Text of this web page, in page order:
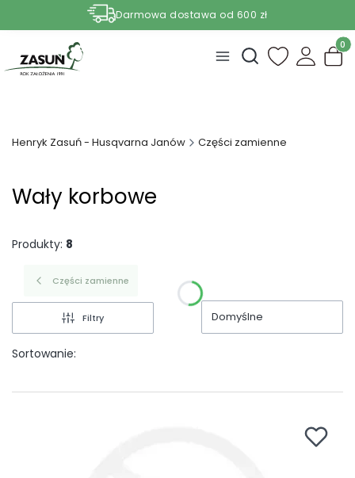
Darmowa dostawa od 600 zł
zobacz
Otwórz
Henryk Zasuń - Husqvarna Janów Części zamienne
Wały korbowe
Produkty: 8
Części zamienne
Filtry
Sortowanie:
Domyślne